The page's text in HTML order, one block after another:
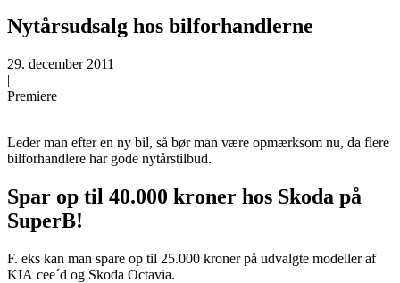
Nytårsudsalg hos bilforhandlerne
29. december 2011
|
Premiere
Leder man efter en ny bil, så bør man være opmærksom nu, da flere
bilforhandlere har gode nytårstilbud.
Spar op til 40.000 kroner hos Skoda på
SuperB!
F. eks kan man spare op til 25.000 kroner på udvalgte modeller af
KIA cee´d og Skoda Octavia.